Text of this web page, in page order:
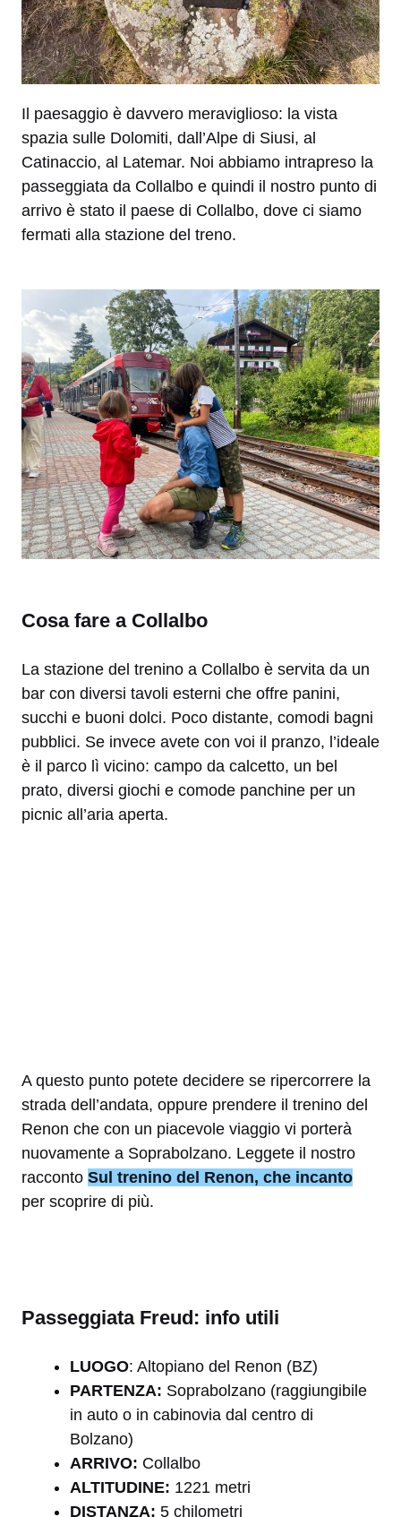
Il paesaggio è davvero meraviglioso: la vista
spazia sulle Dolomiti, dall’Alpe di Siusi, al
Catinaccio, al Latemar. Noi abbiamo intrapreso la
passeggiata da Collalbo e quindi il nostro punto di
arrivo è stato il paese di Collalbo, dove ci siamo
fermati alla stazione del treno.
Cosa fare a Collalbo
La stazione del trenino a Collalbo è servita da un
bar con diversi tavoli esterni che offre panini,
succhi e buoni dolci. Poco distante, comodi bagni
pubblici. Se invece avete con voi il pranzo, l’ideale
è il parco lì vicino: campo da calcetto, un bel
prato, diversi giochi e comode panchine per un
picnic all’aria aperta.
A questo punto potete decidere se ripercorrere la
strada dell’andata, oppure prendere il trenino del
Renon che con un piacevole viaggio vi porterà
nuovamente a Soprabolzano. Leggete il nostro
racconto Sul trenino del Renon, che incanto
per scoprire di più.
Passeggiata Freud: info utili
LUOGO: Altopiano del Renon (BZ)
PARTENZA: Soprabolzano (raggiungibile
in auto o in cabinovia dal centro di
Bolzano)
ARRIVO: Collalbo
ALTITUDINE: 1221 metri
DISTANZA: 5 chilometri